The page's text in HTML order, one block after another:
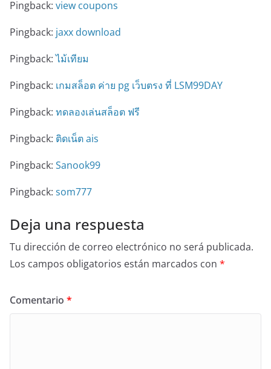
Pingback: view coupons
Pingback: jaxx download
Pingback:ไม้เทียม
Pingback: เกมสล็อต ค่าย pg เว็บตรง ที่ LSM99DAY
Pingback: ทดลองเล่นสล็อต ฟรี
Pingback: ติดเน็ต ais
Pingback: Sanook99
Pingback: som777
Deja una respuesta
Tu dirección de correo electrónico no será publicada.
Los campos obligatorios están marcados con *
Comentario *